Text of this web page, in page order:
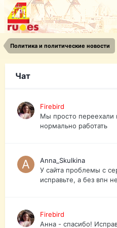
Политика и политические новости
Чат
Телеграмм
Firebird
Друзья - из России
Firebird
Мы просто переехали
нормально работать
Anna_Skulkina
У сайта проблемы с
исправьте, а без впн
Firebird
Анна - спасибо!